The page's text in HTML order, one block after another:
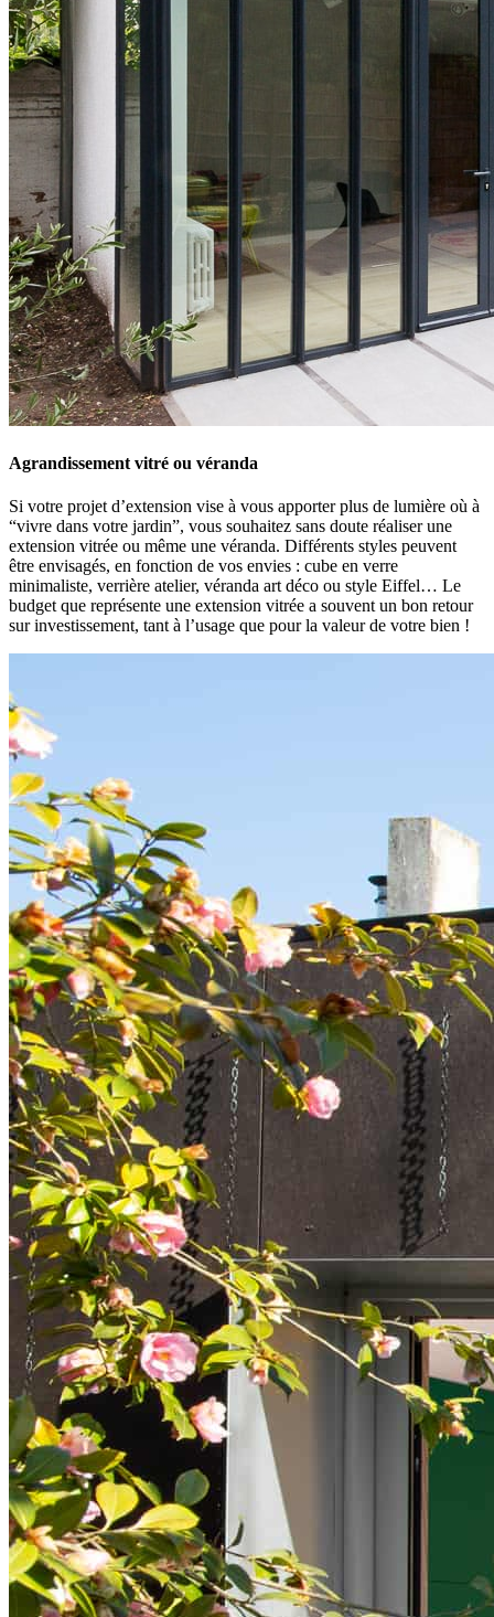
Agrandissement vitré ou véranda
Si votre projet d’extension vise à vous apporter plus de lumière où à
“vivre dans votre jardin”, vous souhaitez sans doute réaliser une
extension vitrée ou même une véranda. Différents styles peuvent
être envisagés, en fonction de vos envies : cube en verre
minimaliste, verrière atelier, véranda art déco ou style Eiffel… Le
budget que représente une extension vitrée a souvent un bon retour
sur investissement, tant à l’usage que pour la valeur de votre bien !